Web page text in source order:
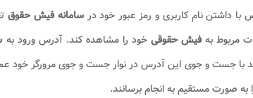
داشتن نام کاربری و رمز عبور خود درسامانه فیش حقوق
مربوط بهفیش حقوقی خود را مشاهده کند. آدرس ورود به
با جست و جوی این آدرس در نوار جست و جوی مرورگر خود
به صورت مستقیم به انجام برسانند.